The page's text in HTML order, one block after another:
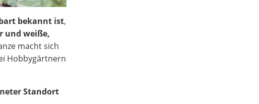
bekannt ist,
und weiße,
macht sich
Hobbygärtnern
Standort